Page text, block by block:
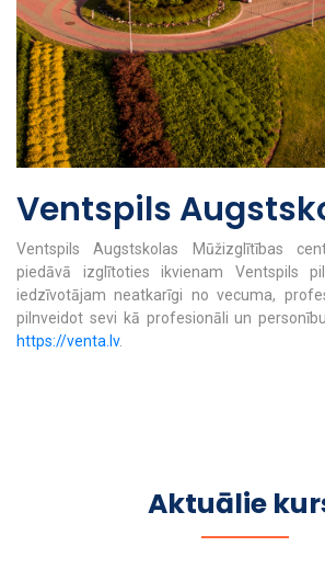
Ventspils
Ventspils Augstskolas Mūžizglītības
piedāvā izglītoties ikvienam Ventspils
iedzīvotājam neatkarīgi no vecuma,
pilnveidot sevi kā profesionāli un
https://venta.lv.
Aktuālie